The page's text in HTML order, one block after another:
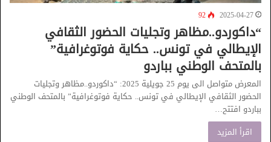
2025-04-27
92
“داكوردو..مظاهر وتجليات الحضور الثقافي
الإيطالي في تونس.. حكاية فوتوغرافية”
بالمتحف الوطني بباردو
المعرض متواصل الى يوم 25 جويلية 2025: “داكوردو..مظاهر وتجليات
الحضور الثقافي الإيطالي في تونس.. حكاية فوتوغرافية” بالمتحف الوطني
بباردو افتتح…
اقرأ المزيد